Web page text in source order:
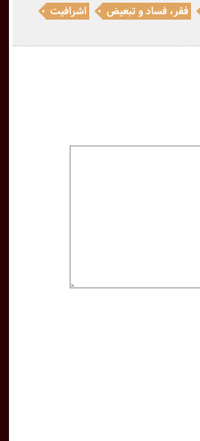
فقر، فساد و تبعیض
اشرافیت